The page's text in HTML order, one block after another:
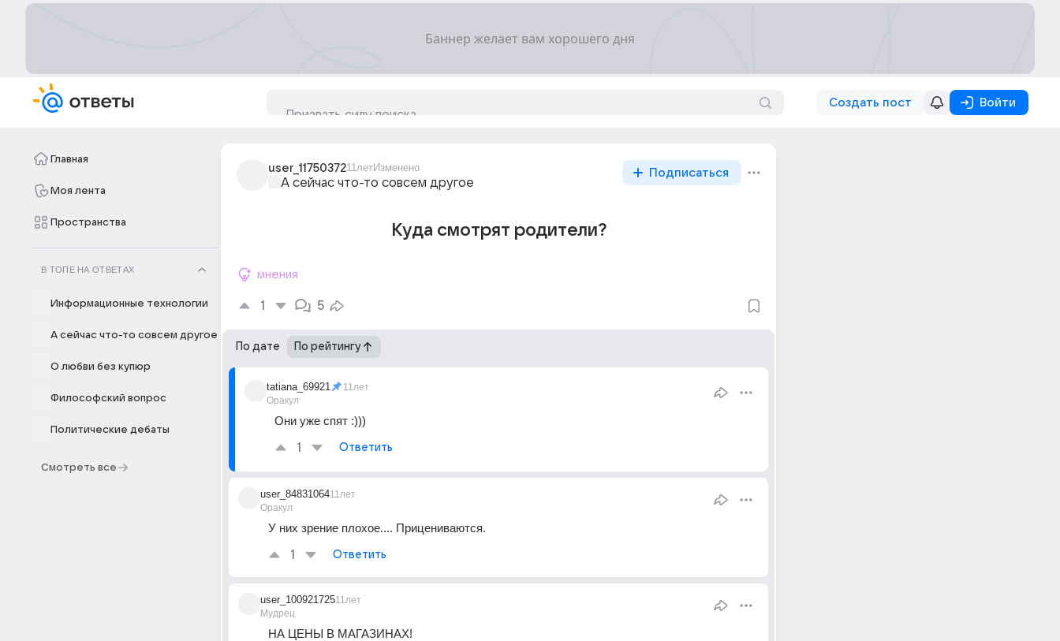
Создать пост Войти
Главная
Моя лента
Пространства
В ТОПЕ НА ОТВЕТАХ
Информационные технологии
А сейчас что-то совсем другое
О любви без купюр
Философский вопрос
Политические дебаты
Смотреть все
user_1175037211летИзменено
А сейчас что-то совсем другое
Подписаться
Куда смотрят родители?
мнения
1 5
По дате По рейтингу
tatiana_69921
Оракул
11лет
Они уже спят :)))
1 Ответить
user_84831064
Оракул
11лет
У них зрение плохое.... Прицениваются.
1 Ответить
user_100921725
Мудрец
11лет
НА ЦЕНЫ В МАГАЗИНАХ!